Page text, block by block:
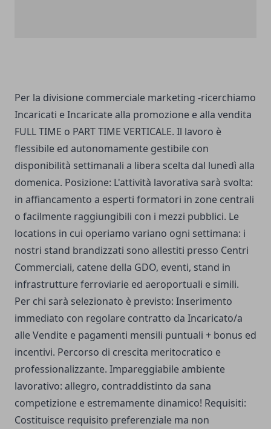
Per la divisione commerciale marketing -ricerchiamo
Incaricati e Incaricate alla promozione e alla vendita
FULL TIME o PART TIME VERTICALE. Il lavoro è
flessibile ed autonomamente gestibile con
disponibilità settimanali a libera scelta dal lunedì alla
domenica. Posizione: L'attività lavorativa sarà svolta:
in affiancamento a esperti formatori in zone centrali
o facilmente raggiungibili con i mezzi pubblici. Le
locations in cui operiamo variano ogni settimana: i
nostri stand brandizzati sono allestiti presso Centri
Commerciali, catene della GDO, eventi, stand in
infrastrutture ferroviarie ed aeroportuali e simili.
Per chi sarà selezionato è previsto: Inserimento
immediato con regolare contratto da Incaricato/a
alle Vendite e pagamenti mensili puntuali + bonus ed
incentivi. Percorso di crescita meritocratico e
professionalizzante. Impareggiabile ambiente
lavorativo: allegro, contraddistinto da sana
competizione e estremamente dinamico! Requisiti:
Costituisce requisito preferenziale ma non